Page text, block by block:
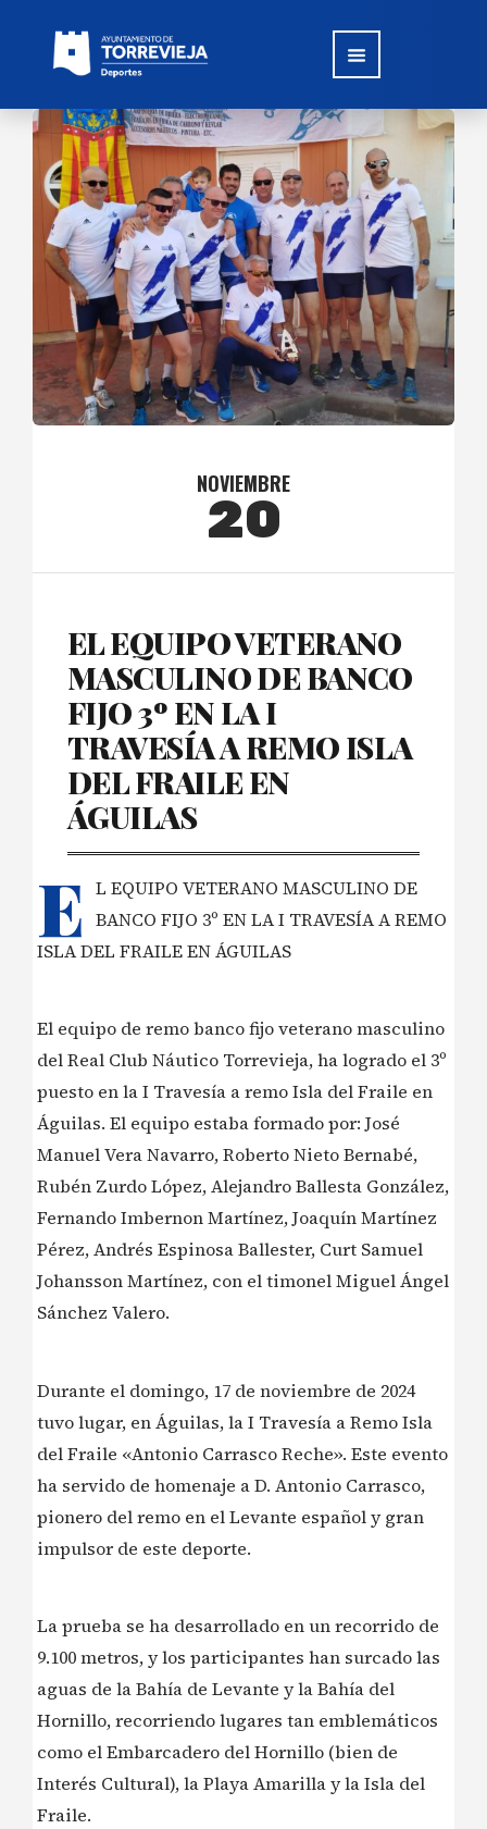
NOVIEMBRE
20
EL EQUIPO VETERANO
MASCULINO DE BANCO
FIJO 3º EN LA I
TRAVESÍA A REMO ISLA
DEL FRAILE EN
ÁGUILAS
E L EQUIPO VETERANO MASCULINO DE
BANCO FIJO 3º EN LA I TRAVESÍA A REMO
ISLA DEL FRAILE EN ÁGUILAS
El equipo de remo banco fijo veterano masculino
del Real Club Náutico Torrevieja, ha logrado el 3º
puesto en la I Travesía a remo Isla del Fraile en
Águilas. El equipo estaba formado por: José
Manuel Vera Navarro, Roberto Nieto Bernabé,
Rubén Zurdo López, Alejandro Ballesta González,
Fernando Imbernon Martínez, Joaquín Martínez
Pérez, Andrés Espinosa Ballester, Curt Samuel
Johansson Martínez, con el timonel Miguel Ángel
Sánchez Valero.
Durante el domingo, 17 de noviembre de 2024
tuvo lugar, en Águilas, la I Travesía a Remo Isla
del Fraile «Antonio Carrasco Reche». Este evento
ha servido de homenaje a D. Antonio Carrasco,
pionero del remo en el Levante español y gran
impulsor de este deporte.
La prueba se ha desarrollado en un recorrido de
9.100 metros, y los participantes han surcado las
aguas de la Bahía de Levante y la Bahía del
Hornillo, recorriendo lugares tan emblemáticos
como el Embarcadero del Hornillo (bien de
Interés Cultural), la Playa Amarilla y la Isla del
Fraile.